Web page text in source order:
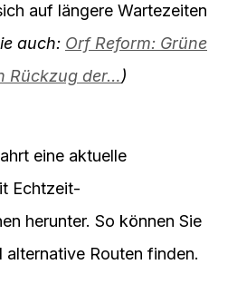
auf längere Wartezeiten
auch: Orf Reform: Grüne
Rückzug der…)
eine aktuelle
Echtzeit-
herunter. So können Sie
alternative Routen finden.